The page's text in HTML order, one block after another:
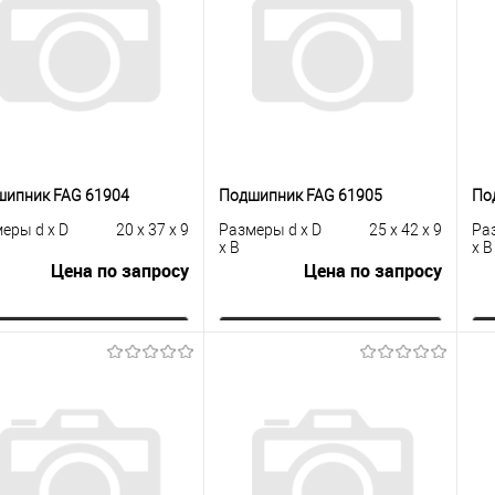
В избранное
Под заказ
В избранное
Под заказ
FAG 61904
d x D
20 x 37 x 9
Цена по запросу
Запросить цену
Купить в 1
сравнению
В избранное
Под заказ
Подшипник FAG 61905
Размеры d x D
x B
25 x 42 x 9
Цена по запросу
Запросить цену
Купить в 1
сравнению
В избранное
Под заказ
x B